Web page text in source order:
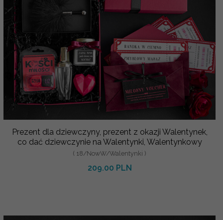
Prezent dla dziewczyny, prezent z okazji Walentynek,
co dać dziewczynie na Walentynki, Walentynkowy
( 18/NowW/Walentynki )
209.00 PLN